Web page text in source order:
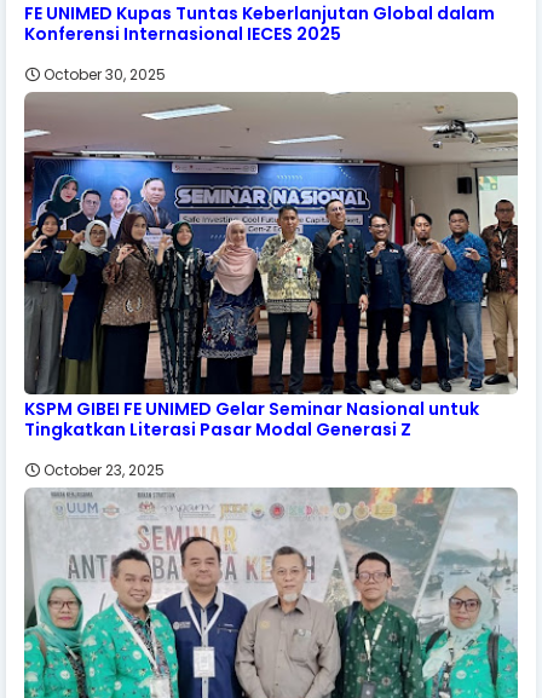
FE UNIMED Kupas Tuntas Keberlanjutan Global dalam
Konferensi Internasional IECES 2025
October 30, 2025
KSPM GIBEI FE UNIMED Gelar Seminar Nasional untuk
Tingkatkan Literasi Pasar Modal Generasi Z
October 23, 2025